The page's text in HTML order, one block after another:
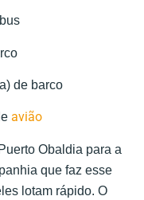
de barco
avião
Obaldia para a
que faz esse
lotam rápido. O